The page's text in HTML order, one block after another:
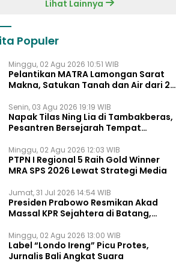
Lihat Lainnya
Populer
Minggu, 02 Agu 2026 10:51 WIB
Pelantikan MATRA Lamongan Sarat
Makna, Satukan Tanah dan Air dari 27
Senin, 03 Agu 2026 19:19 WIB
Napak Tilas Ning Lia di Tambakberas,
Pesantren Bersejarah Tempat
Minggu, 02 Agu 2026 12:03 WIB
PTPN I Regional 5 Raih Gold Winner
MRA SPS 2026 Lewat Strategi Media
Jumat, 31 Jul 2026 14:54 WIB
Presiden Prabowo Resmikan Akad
Massal KPR Sejahtera di Batang,
dan KPP di Jatim
Minggu, 02 Agu 2026 13:00 WIB
Label “Londo Ireng” Picu Protes,
Jurnalis Bali Angkat Suara